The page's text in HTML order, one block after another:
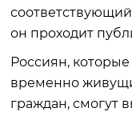
он проходит
Россиян, которые
временно
граждан, смогут